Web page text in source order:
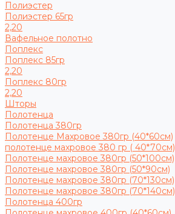
Полиэстер
Полиэстер 65гр
2,20
Вафельное полотно
Поплекс
Поплекс 85гр
2,20
Поплекс 80гр
2,20
Шторы
Полотенца
Полотенца 380гр
Полотенце Махровое 380гр (40*60см)
полотенце махровое 380 гр ( 40*70см)
Полотенце махровое 380гр (50*100см)
Полотенце махровое 380гр (50*90см)
Полотенце махровое 380гр (70*130см)
Полотенце махровое 380гр (70*140см)
Полотенца 400гр